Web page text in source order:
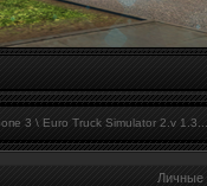
3 \ Euro Truck Simulator 2.v 1.3...
Личные